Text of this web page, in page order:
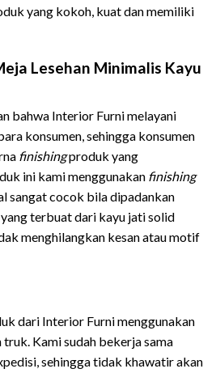
yang kokoh, kuat dan memiliki
Lesehan Minimalis Kayu
bahwa Interior Furni melayani
konsumen, sehingga konsumen
finishingproduk yang
ini kami menggunakan finishing
sangat cocok bila dipadankan
terbuat dari kayu jati solid
menghilangkan kesan atau motif
dari Interior Furni menggunakan
Kami sudah bekerja sama
sehingga tidak khawatir akan